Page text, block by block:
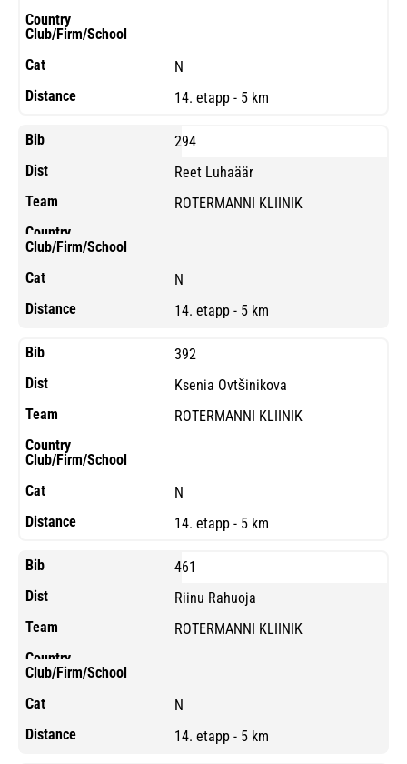
N
14. etapp - 5 km
294
Reet Luhaäär
ROTERMANNI KLIINIK
N
14. etapp - 5 km
392
Ksenia Ovtšinikova
ROTERMANNI KLIINIK
N
14. etapp - 5 km
461
Riinu Rahuoja
ROTERMANNI KLIINIK
N
14. etapp - 5 km